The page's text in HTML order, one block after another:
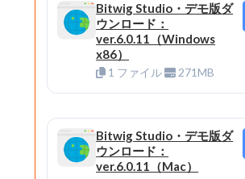
Bitwig Studio・デモ版ダ
ウンロード：
ver.6.0.11（Windows
x86）
1 ファイル 271MB
Bitwig Studio・デモ版ダ
ウンロード：
ver.6.0.11（Mac）